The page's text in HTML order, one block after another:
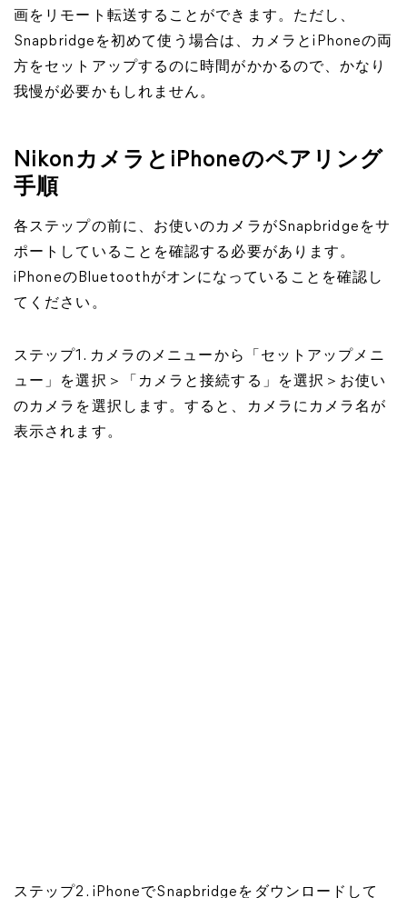
画をリモート転送することができます。ただし、
Snapbridgeを初めて使う場合は、カメラとiPhoneの両
方をセットアップするのに時間がかかるので、かなり
我慢が必要かもしれません。
NikonカメラとiPhoneのペアリング
手順
各ステップの前に、お使いのカメラがSnapbridgeをサ
ポートしていることを確認する必要があります。
iPhoneのBluetoothがオンになっていることを確認し
てください。
ステップ1. カメラのメニューから「セットアップメニ
ュー」を選択＞「カメラと接続する」を選択＞お使い
のカメラを選択します。すると、カメラにカメラ名が
表示されます。
ステップ2. iPhoneでSnapbridgeをダウンロードして